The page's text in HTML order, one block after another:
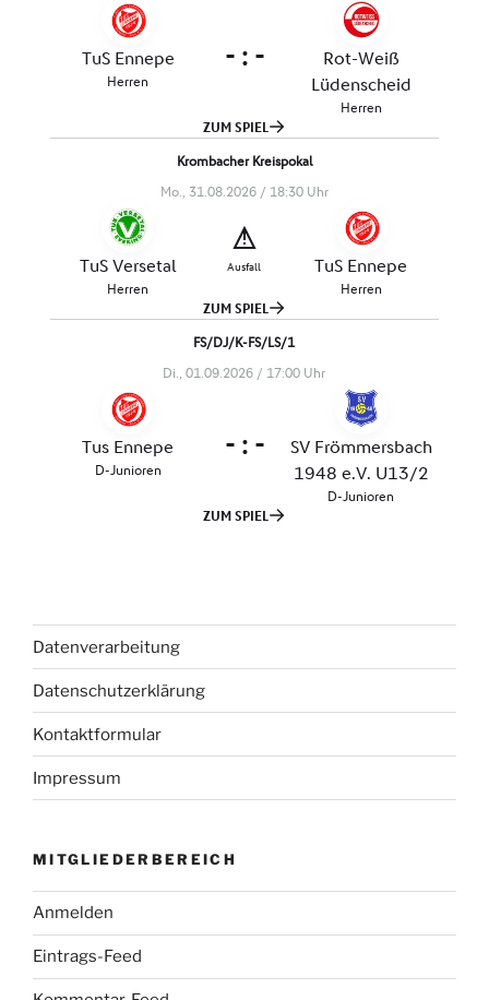
Datenverarbeitung
Datenschutzerklärung
Kontaktformular
Impressum
MITGLIEDERBEREICH
Anmelden
Eintrags-Feed